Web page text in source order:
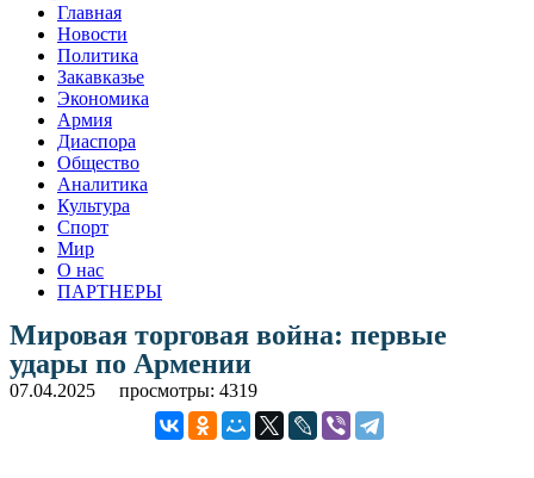
Главная
Новости
Политика
Закавказье
Экономика
Армия
Диаспора
Общество
Аналитика
Культура
Спорт
Мир
О нас
ПАРТНЕРЫ
Мировая торговая война: первые
удары по Армении
07.04.2025 просмотры: 4319